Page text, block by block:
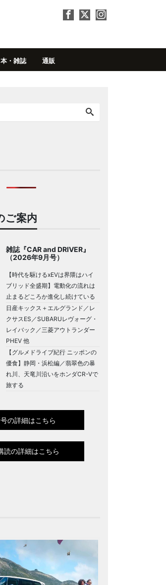
本・雑誌 通販
ご案内
雑誌『CAR and DRIVER』
（2026年9月号）
【時代を駆けるxEVは界隈はハイ
ブリッド全盛期】電動化の流れは
止まるどころか進化し続けている
日産キックス＋エルグランド／レ
クサスES／SUBARUレヴォーグ・
レイバック／三菱アウトランダー
PHEV 他
【グルメドライブ紀行 ニッポンの
優食】静岡・浜松編／翡翠色の暴
れ川、天竜川沿いをホンダCR-Vで
旅する
の詳細はこちら
読の詳細はこちら